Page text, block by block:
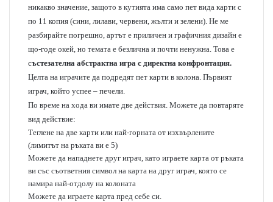
никакво значение, защото в кутията има само пет вида карти с
по 11 копия (сини, лилави, червени, жълти и зелени). Не ме
разбирайте погрешно, артът е приличен и графичния дизайн е
що-годе окей, но темата е безлична и почти ненужна. Това е
състезателна абстрактна игра с директна конфронтация.
Целта на играчите да подредят пет карти в колона. Първият
играч, който успее – печели.
По време на хода ви имате две действия. Можете да повтаряте
вид действие:
Теглене на две карти или най-горната от изхвърлените
(лимитът на ръката ви е 5)
Можете да нападнете друг играч, като играете карта от ръката
ви със съответния символ на карта на друг играч, която се
намира най-отдолу на колоната
Можете да играете карта пред себе си.